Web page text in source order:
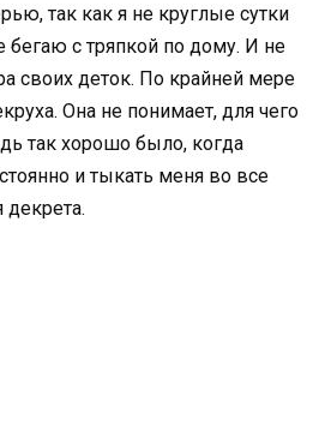
так как я не круглые сутки
бегаю с тряпкой по дому. И не
своих деток. По крайней мере
Она не понимает, для чего
так хорошо было, когда
и тыкать меня во все
декрета.